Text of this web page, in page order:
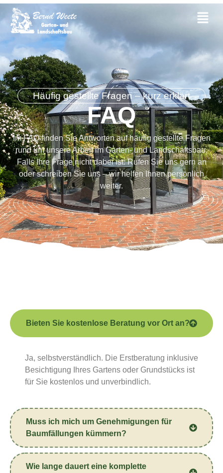
Häufig gestellte Fragen – kurz erklärt
FAQ
Im FAQ finden Sie Antworten auf häufig gestellte Fragen
rund um unsere Arbeit im Garten- und Landschaftsbau.
Falls Ihre Frage nicht dabei ist: Rufen Sie uns gern an
oder schreiben Sie uns – wir helfen Ihnen persönlich
weiter.
Bieten Sie kostenlose Beratung vor Ort an?
Ja, selbstverständlich. Die Erstberatung inklusive
Besichtigung Ihres Gartens oder Grundstücks ist
für Sie kostenlos und unverbindlich.
Muss ich mich um Genehmigungen für
Baumfällungen kümmern?
Wie lange dauert eine komplette